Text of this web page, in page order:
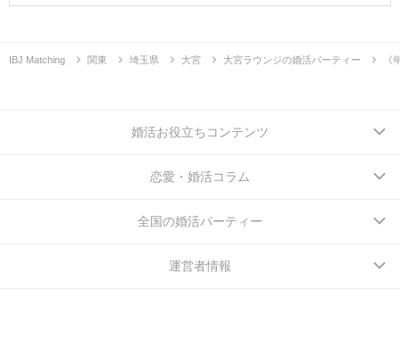
IBJ Matching 関東 埼玉県 大宮 大宮ラウンジの婚活パーティー 《
婚活お役立ちコンテンツ
恋愛・婚活コラム
全国の婚活パーティー
運営者情報